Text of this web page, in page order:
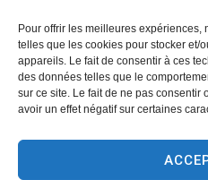
Pour offrir les meilleures
telles que les cookies pour stocker et/
appareils. Le fait de consentir à ces
des données telles que le
sur ce site. Le fait de ne pas consentir
avoir un effet négatif sur certaines
Mairie
1 Rue